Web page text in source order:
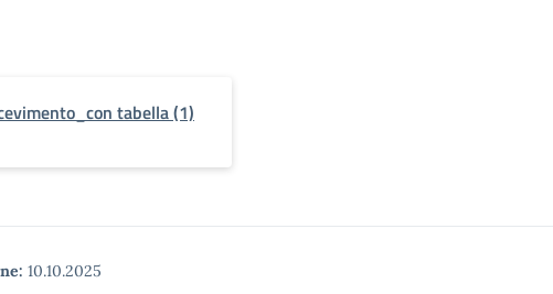
tabella (1)
10.10.2025